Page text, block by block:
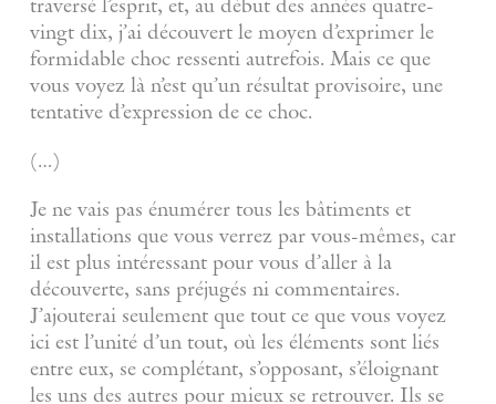
traversé l’esprit, et, au début des années quatre-
vingt dix, j’ai découvert le moyen d’exprimer le
formidable choc ressenti autrefois. Mais ce que
vous voyez là n’est qu’un résultat provisoire, une
tentative d’expression de ce choc.
(…)
Je ne vais pas énumérer tous les bâtiments et
installations que vous verrez par vous-mêmes, car
il est plus intéressant pour vous d’aller à la
découverte, sans préjugés ni commentaires.
J’ajouterai seulement que tout ce que vous voyez
ici est l’unité d’un tout, où les éléments sont liés
entre eux, se complétant, s’opposant, s’éloignant
les uns des autres pour mieux se retrouver. Ils se